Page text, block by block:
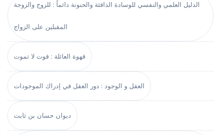
الدليل العلمي والنفسي للوسادة الدافئة والحنونة دائماً : للزوج والزوجة
المقبلين على الزواج
قهوة العائلة : قوت لا تموت
العقل و الوجود : دور العقل في إدراك الموجودات
ديوان حسان بن ثابت